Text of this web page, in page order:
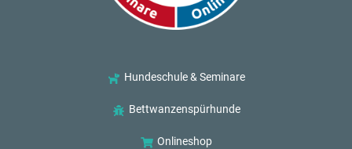
Hundeschule & Seminare
Bettwanzenspürhunde
Onlineshop